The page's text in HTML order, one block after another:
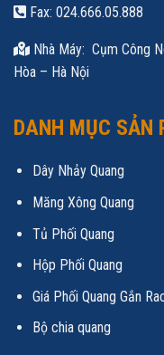
Fax: 024.666.05.888
Nhà Máy: Cụm Công
Hòa – Hà Nội
DANH MỤC SẢN
Dây Nhảy Quang
Măng Xông Quang
Tủ Phối Quang
Hộp Phối Quang
Giá Phối Quang Gắn
Bộ chia quang